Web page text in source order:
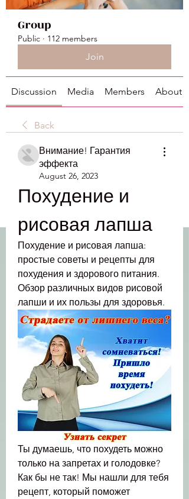
Group
Public · 112 members
Join
Discussion Media Members About
Back
Внимание! Гарантия
эффекта
August 26, 2023
Похудение и
рисовая лапша
Похудение и рисовая лапша:
простые советы и рецепты для
похудения и здорового питания.
Обзор различных видов рисовой
лапши и их пользы для здоровья.
Ты думаешь, что похудеть можно
только на запретах и голодовке?
Как бы не так! Мы нашли для тебя
рецепт, который поможет